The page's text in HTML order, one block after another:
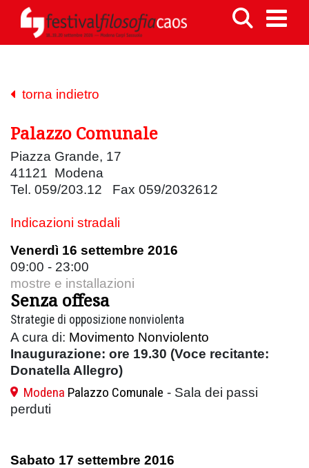
torna indietro
Palazzo Comunale
Piazza Grande, 17
41121 Modena
Tel. 059/203.12 Fax 059/2032612
Indicazioni stradali
Venerdì 16 settembre 2016
09:00 - 23:00
mostre e installazioni
Senza offesa
Strategie di opposizione nonviolenta
A cura di: Movimento Nonviolento
Inaugurazione: ore 19.30 (Voce recitante:
Donatella Allegro)
Modena Palazzo Comunale - Sala dei passi
perduti
Sabato 17 settembre 2016